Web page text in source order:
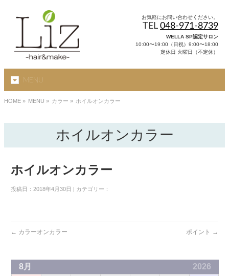
お気軽にお問い合わせください。
TEL048-971-8739
WELLA SP認定サロン
10:00〜19:00（日祝）9:00〜18:00
定休日 火曜日（不定休）
MENU
HOME » MENU » カラー » ホイルオンカラー
ホイルオンカラー
ホイルオンカラー
投稿日：2018年4月30日 | カテゴリー：
← カラーオンカラー ポイント →
8月 2026